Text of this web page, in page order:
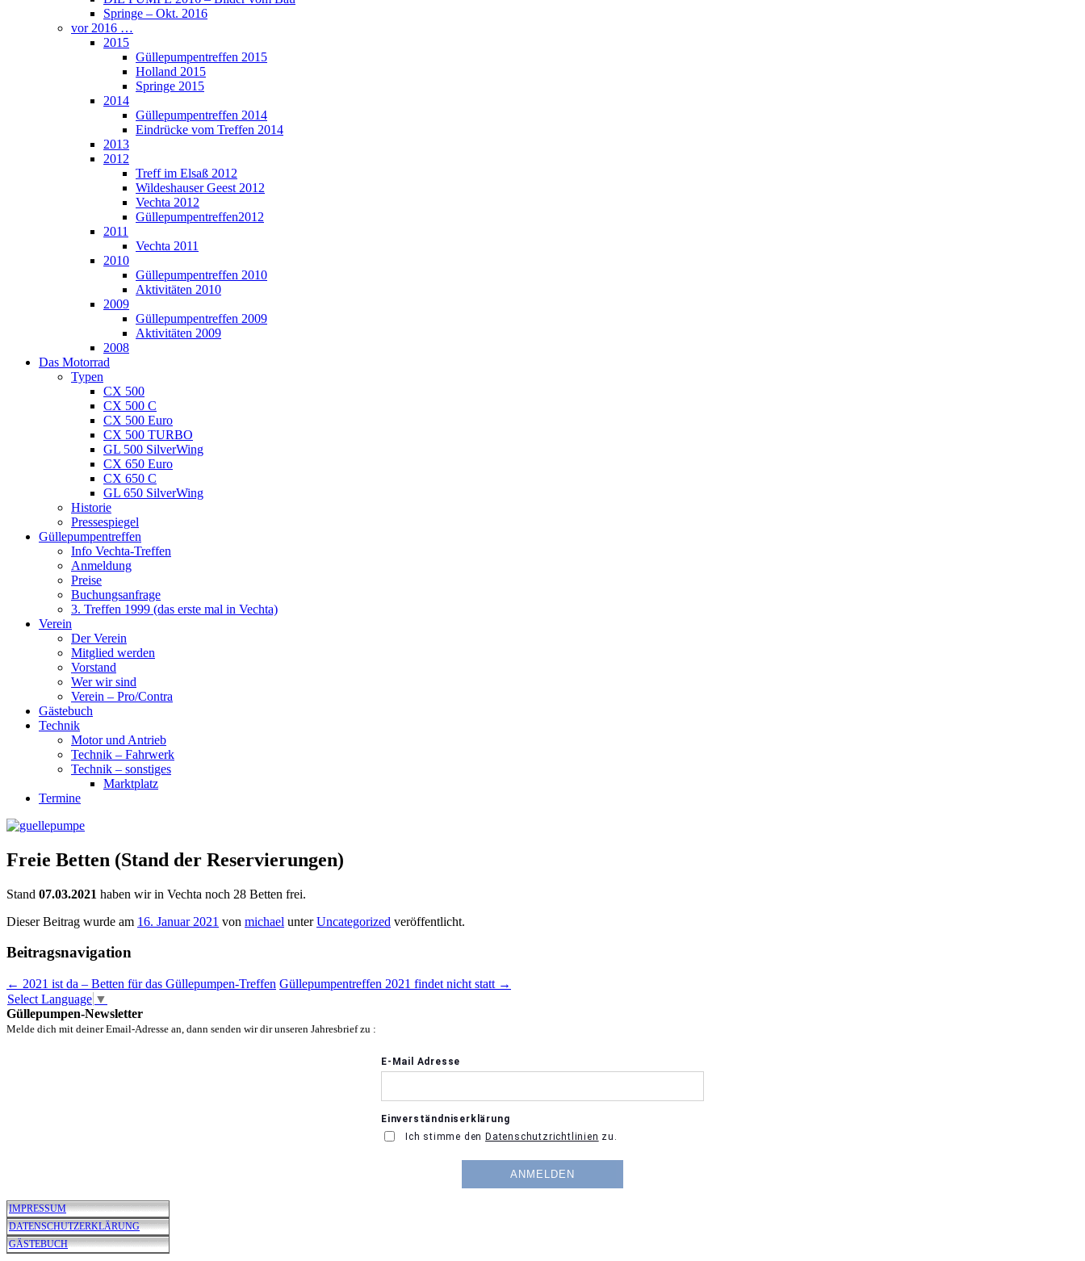
Springe – Okt. 2016
vor 2016 …
2015
Güllepumpentreffen 2015
Holland 2015
Springe 2015
2014
Güllepumpentreffen 2014
Eindrücke vom Treffen 2014
2013
2012
Treff im Elsaß 2012
Wildeshauser Geest 2012
Vechta 2012
Güllepumpentreffen2012
2011
Vechta 2011
2010
Güllepumpentreffen 2010
Aktivitäten 2010
2009
Güllepumpentreffen 2009
Aktivitäten 2009
2008
Das Motorrad
Typen
CX 500
CX 500 C
CX 500 Euro
CX 500 TURBO
GL 500 SilverWing
CX 650 Euro
CX 650 C
GL 650 SilverWing
Historie
Pressespiegel
Güllepumpentreffen
Info Vechta-Treffen
Anmeldung
Preise
Buchungsanfrage
3. Treffen 1999 (das erste mal in Vechta)
Verein
Der Verein
Mitglied werden
Vorstand
Wer wir sind
Verein – Pro/Contra
Gästebuch
Technik
Motor und Antrieb
Technik – Fahrwerk
Technik – sonstiges
Marktplatz
Termine
Freie Betten (Stand der Reservierungen)
Stand 07.03.2021 haben wir in Vechta noch 28 Betten frei.
Dieser Beitrag wurde am 16. Januar 2021 von michael unterUncategorized veröffentlicht.
Beitragsnavigation
← 2021 ist da – Betten für das Güllepumpen-Treffen Güllepumpentreffen 2021 findet nicht statt →
Select Language ▼
Güllepumpen-Newsletter
Melde dich mit deiner Email-Adresse an, dann senden wir dir unseren Jahresbrief zu :
IMPRESSUM
DATENSCHUTZERKLÄRUNG
GÄSTEBUCH